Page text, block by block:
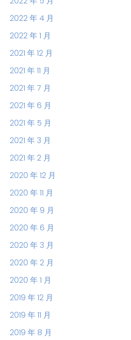
2022 年 4 月
2022 年 1 月
2021 年 12 月
2021 年 11 月
2021 年 7 月
2021 年 6 月
2021 年 5 月
2021 年 3 月
2021 年 2 月
2020 年 12 月
2020 年 11 月
2020 年 9 月
2020 年 6 月
2020 年 3 月
2020 年 2 月
2020 年 1 月
2019 年 12 月
2019 年 11 月
2019 年 8 月